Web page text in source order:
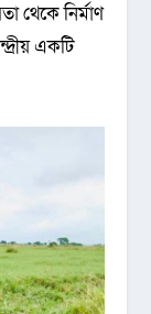
থেকে নির্মাণ
একটি